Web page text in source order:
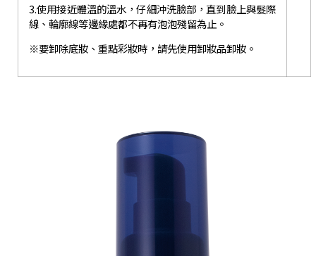
3.使用接近體溫的溫水，仔細沖洗臉部，直到臉上與髮際
線、輪廓線等邊緣處都不再有泡泡殘留為止。
※要卸除底妝、重點彩妝時，請先使用卸妝品卸妝。